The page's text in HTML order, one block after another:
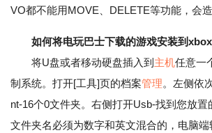
VO都不能用MOVE、DELETE等功能，会造
如何将电玩巴士下载的游戏安装到
将U盘或者移动硬盘插入到 主机任意一
制系统。打开[工具]页的档案管理。左侧依
nt-16个0文件夹。右侧打开Usb-找到您放
文件夹名必须为数字和英文混合的，电脑